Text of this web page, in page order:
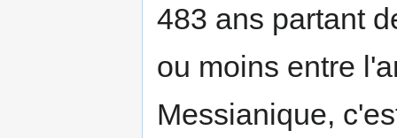
483 ans partant
ou moins entre
Messianique,